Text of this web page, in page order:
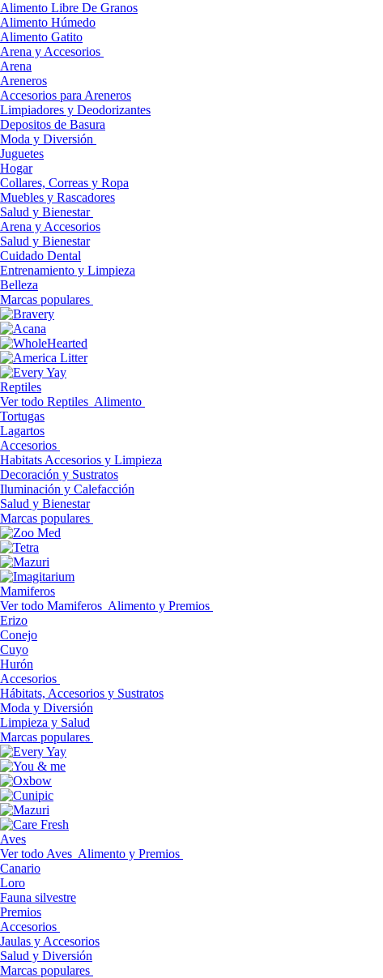
Alimento Libre De Granos
Alimento Húmedo
Alimento Gatito
Arena y Accesorios
Arena
Areneros
Accesorios para Areneros
Limpiadores y Deodorizantes
Depositos de Basura
Moda y Diversión
Juguetes
Hogar
Collares, Correas y Ropa
Muebles y Rascadores
Salud y Bienestar
Arena y Accesorios
Salud y Bienestar
Cuidado Dental
Entrenamiento y Limpieza
Belleza
Marcas populares
Reptiles
Ver todo Reptiles Alimento
Tortugas
Lagartos
Accesorios
Habitats Accesorios y Limpieza
Decoración y Sustratos
Iluminación y Calefacción
Salud y Bienestar
Marcas populares
Mamiferos
Ver todo Mamiferos Alimento y Premios
Erizo
Conejo
Cuyo
Hurón
Accesorios
Hábitats, Accesorios y Sustratos
Moda y Diversión
Limpieza y Salud
Marcas populares
Aves
Ver todo Aves Alimento y Premios
Canario
Loro
Fauna silvestre
Premios
Accesorios
Jaulas y Accesorios
Salud y Diversión
Marcas populares